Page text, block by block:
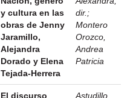
y cultura en las
obras de Jenny
Jaramillo,
Alejandra
Dorado y Elena
Tejada-Herrera
dir. ;
Montero
Orozco,
Andrea
Patricia
El discurso Astudillo